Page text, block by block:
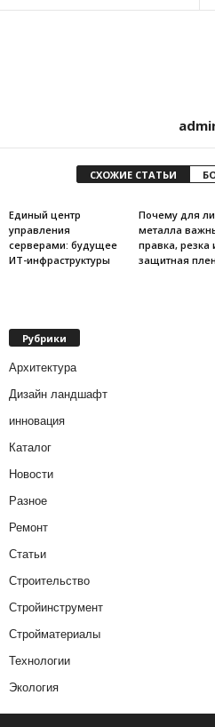
СХОЖИЕ СТАТЬИ
Единый центр
управления
серверами: будущее
ИТ-инфраструктуры
Почему для
металла
правка, резка
защитная
Рубрики
Архитектура
Дизайн ландшафт
инновация
Каталог
Новости
Разное
Ремонт
Статьи
Строительство
Стройинструмент
Стройматериалы
Технологии
Экология